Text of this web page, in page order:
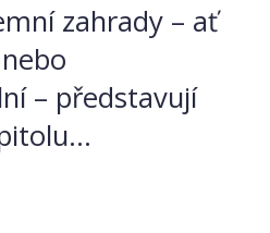
zahrady – ať
– představují